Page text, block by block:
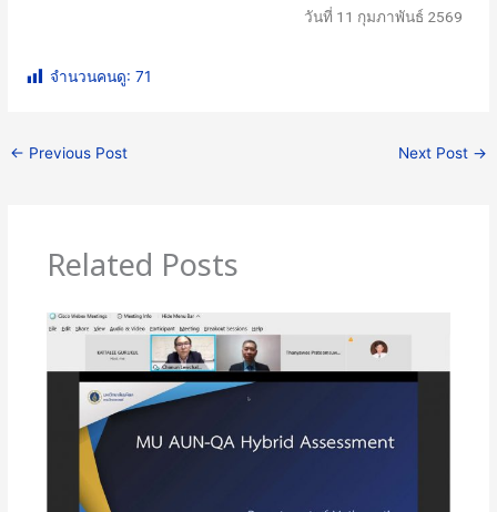
วันที่ 11 กุมภาพันธ์ 2569
จำนวนคนดู: 71
← Previous Post Next Post →
Related Posts